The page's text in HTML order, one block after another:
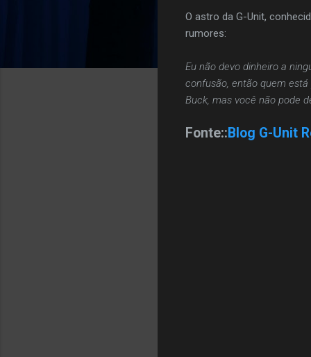
O astro da G-Unit,
rumores:
Eu não devo dinheiro a
confusão, então quem
Buck, mas você não pode
Fonte::Blog G-Unit